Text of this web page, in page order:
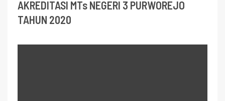
AKREDITASI MTs NEGERI 3 PURWOREJO
TAHUN 2020